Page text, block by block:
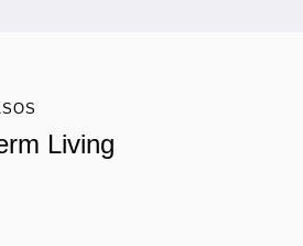
Living